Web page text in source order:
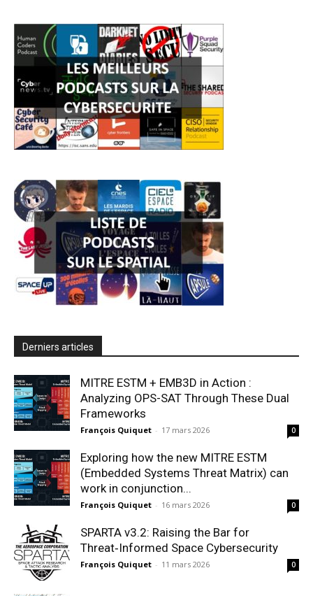
Derniers articles
MITRE ESTM + EMB3D in Action :
Analyzing OPS-SAT Through These Dual
Frameworks
François Quiquet - 17 mars 2026 0
Exploring how the new MITRE ESTM
(Embedded Systems Threat Matrix) can
work in conjunction...
François Quiquet - 16 mars 2026 0
SPARTA v3.2: Raising the Bar for
Threat‑Informed Space Cybersecurity
François Quiquet - 11 mars 2026 0